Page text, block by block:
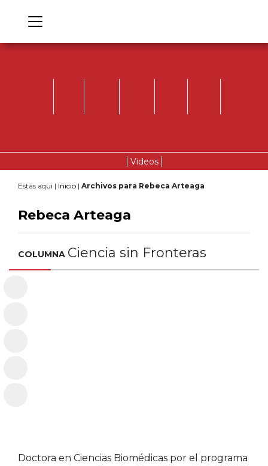
Videos
Estás aqui | Inicio | Archivos para Rebeca Arteaga
Rebeca Arteaga
COLUMNA Ciencia sin Fronteras
Doctora en Ciencias Biomédicas por el programa